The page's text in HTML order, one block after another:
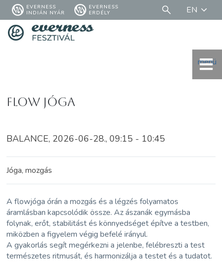
EVERNESS
INDIÁN NYÁR
EVERNESS
ERDÉLY
EN
menü
Flow jóga
BALANCE, 2026-06-28., 09:15 - 10:45
Jóga, mozgás
A flowjóga órán a mozgás és a légzés folyamatos
áramlásban kapcsolódik össze. Az ászanák egymásba
folynak, erőt, stabilitást és könnyedséget építve a testben,
miközben a figyelem végig befelé irányul.
A gyakorlás segít megérkezni a jelenbe, felébreszti a test
természetes ritmusát, és harmonizálja a testet és a tudatot.